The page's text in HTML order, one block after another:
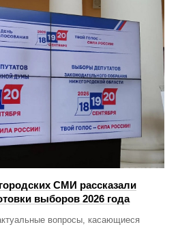
СМИ рассказали
выборов 2026 года
вопросы, касающиеся